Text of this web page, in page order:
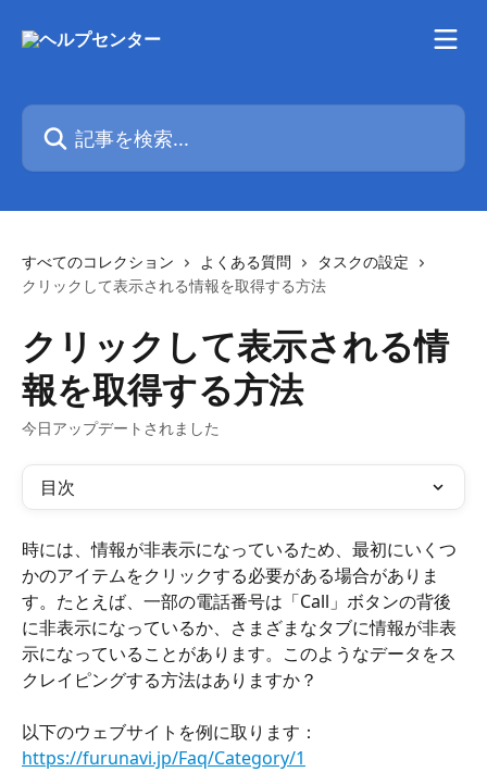
記事を検索...
すべてのコレクション よくある質問
タスクの設定
クリックして表示される情報を取得する方法
クリックして表示される情
報を取得する方法
今日アップデートされました
目次
時には、情報が非表示になっているため、最初にいくつ
かのアイテムをクリックする必要がある場合がありま
す。たとえば、一部の電話番号は「Call」ボタンの背後
に非表示になっているか、さまざまなタブに情報が非表
示になっていることがあります。このようなデータをス
クレイピングする方法はありますか？
以下のウェブサイトを例に取ります：
https://furunavi.jp/Faq/Category/1